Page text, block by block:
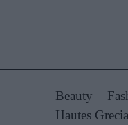
Beauty
Hautes